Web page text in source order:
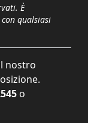
È
qualsiasi
nostro
o